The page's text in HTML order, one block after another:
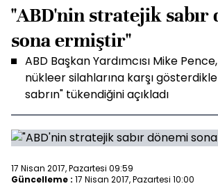
"ABD'nin stratejik sabır
sona ermiştir"
ABD Başkan Yardımcısı Mike
nükleer silahlarına karşı
sabrın" tükendiğini açıkladı
17 Nisan 2017, Pazartesi 09:59
Güncelleme : 17 Nisan 2017, Pazartesi 10:00